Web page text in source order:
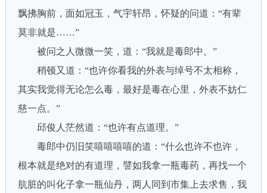
飘拂胸前，面如冠玉，气宇轩昂，怀疑的问道：“有辈
莫非就是……”
被问之人微微一笑，道：“我就是毒郎中。”
稍顿又道：“也许你看我的外表与绰号不太相称，
其实我觉得无论怎么毒，最好是毒在心里，外表不妨仁
慈一点。”
邱俊人茫然道：“也许有点道理。”
毒郎中仍旧笑嘻嘻嘻嘻的道：“什么也许不也许，
根本就是绝对的有道理，譬如我拿一瓶毒药，再找一个
肮脏的叫化子拿一瓶仙丹，两人同到市集上去求售，我